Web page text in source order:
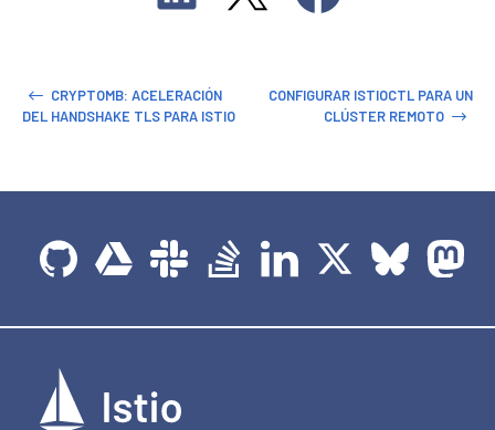
CRYPTOMB: ACELERACIÓN
DEL HANDSHAKE TLS PARA ISTIO
CONFIGURAR ISTIOCTL PARA UN
CLÚSTER REMOTO